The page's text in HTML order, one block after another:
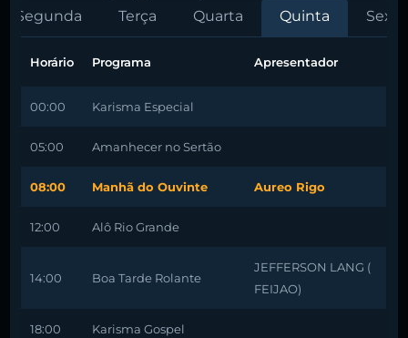
Segunda Terça Quarta Quinta Sexta
Horário Programa Apresentador
00:00 Karisma Especial
05:00 Amanhecer no Sertão
08:00 Manhã do Ouvinte Aureo Rigo
12:00 Alô Rio Grande
14:00 Boa Tarde Rolante
JEFFERSON LANG (
FEIJAO)
18:00 Karisma Gospel